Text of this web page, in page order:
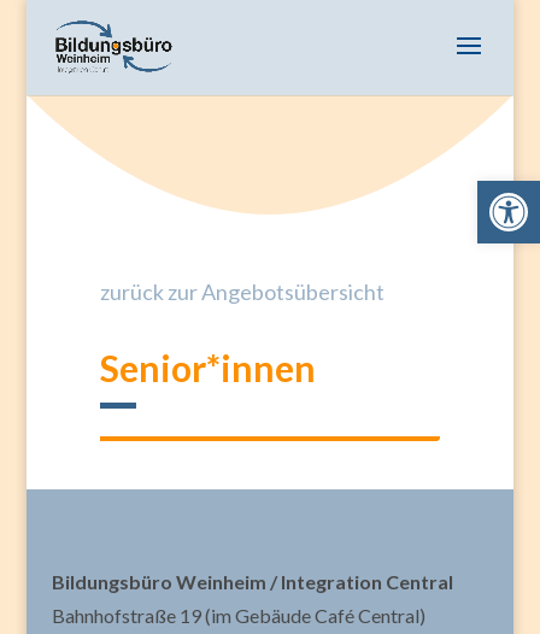
zurück zur Angebotsübersicht
Senior*innen
Bildungsbüro Weinheim / Integration Central
Bahnhofstraße 19 (im Gebäude Café Central)